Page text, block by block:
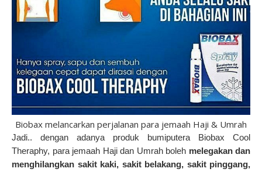
Biobax melancarkan perjalanan para jemaah Haji & Umrah
Jadi.. dengan adanya produk bumiputera Biobax Cool
Theraphy, para jemaah Haji dan Umrah boleh melegakan dan
menghilangkan sakit kaki, sakit belakang, sakit pinggang,